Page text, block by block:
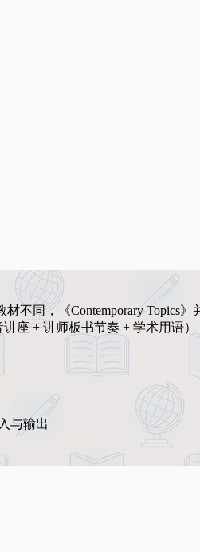
材不同，《Contemporary Topics
座 + 讲师板书节奏 + 学术用语
与输出